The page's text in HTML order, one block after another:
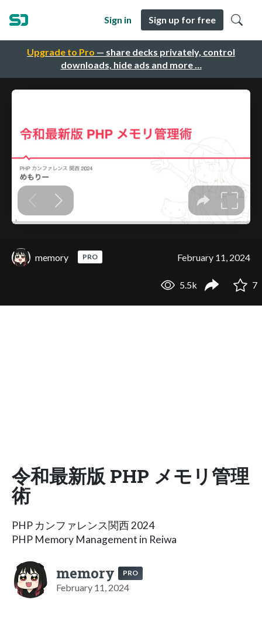
Upgrade to Pro — share decks privately, control
downloads, hide ads and more …
Sign in Sign up for free
memory PRO February 11, 2024
5.5k 7
令和最新版 PHP メモリ管理
術
PHP カンファレンス関西 2024
PHP Memory Management in Reiwa
memory PRO
February 11, 2024